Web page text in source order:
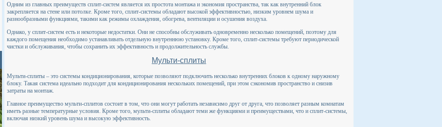
Одним из главных преимуществ сплит-систем является их простота монтажа и экономия пространства, так как внутренний блок
закрепляется на стене или потолке. Кроме того, сплит-системы обладают высокой эффективностью, низким уровнем шума и
разнообразными функциями, такими как режимы охлаждения, обогрева, вентиляции и осушения воздуха.
Однако, у сплит-систем есть и некоторые недостатки. Они не способны обслуживать одновременно несколько помещений, поэтому для
каждого помещения необходимо устанавливать отдельную внутреннюю установку. Кроме того, сплит-системы требуют периодической
чистки и обслуживания, чтобы сохранить их эффективность и продолжительность службы.
Мульти-сплиты
Мульти-сплиты – это системы кондиционирования, которые позволяют подключить несколько внутренних блоков к одному наружному
блоку. Такая система идеально подходит для кондиционирования нескольких помещений, при этом сэкономив пространство и снизив
затраты на монтаж.
Главное преимущество мульти-сплитов состоит в том, что они могут работать независимо друг от друга, что позволяет разным комнатам
иметь разные температурные условия. Кроме того, мульти-сплиты обладают теми же функциями и преимуществами, что и сплит-системы,
включая низкий уровень шума и высокую эффективность.